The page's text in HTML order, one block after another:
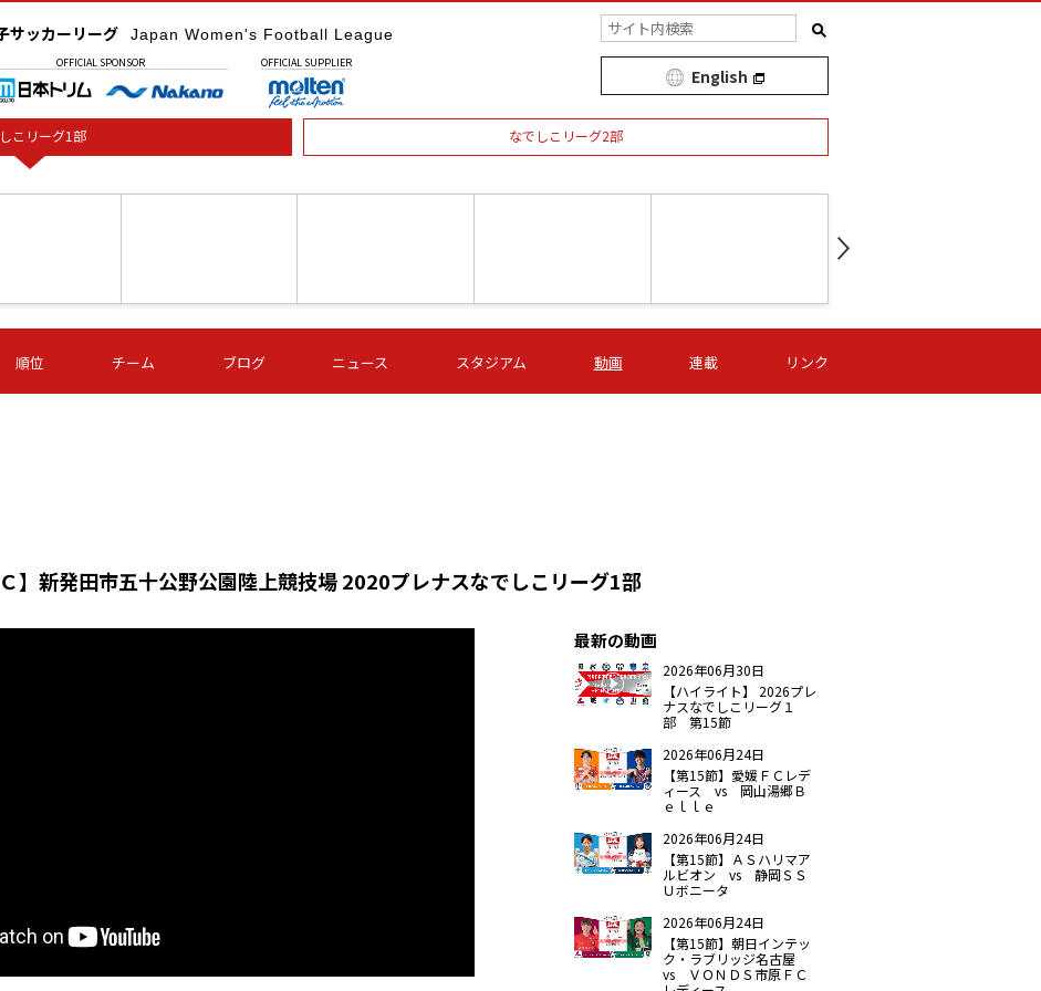
サッカーリーグ Japan Women's Football League
OFFICIAL SPONSOR OFFICIAL SUPPLIER
English
こリーグ1部 なでしこリーグ2部
09/05 (土) 15:00
石人の星
-
第16節 09/05 (土) 16:00
ＡＧＦ
-
いちご
-
第16節 09/06 (日) 15:00
-
第16節 09/06 (日) 15:00
- -
順位 チーム ブログ ニュース スタジアム 動画 連載 リンク
】新発田市五十公野公園陸上競技場 2020プレナスなでしこリーグ1部
最新の動画
2026年06月30日
【ハイライト】 2026プレ
ナスなでしこリーグ１
部 第15節
2026年06月24日
【第15節】愛媛ＦＣレデ
ィース vs 岡山湯郷Ｂ
ｅｌｌｅ
2026年06月24日
【第15節】ＡＳハリマア
ルビオン vs 静岡ＳＳ
Ｕボニータ
2026年06月24日
【第15節】朝日インテッ
ク・ラブリッジ名古屋
vs ＶＯＮＤＳ市原ＦＣ